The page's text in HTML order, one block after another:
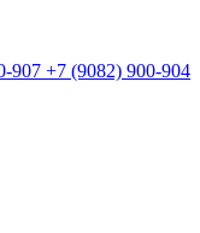
907 +7 (9082) 900-904